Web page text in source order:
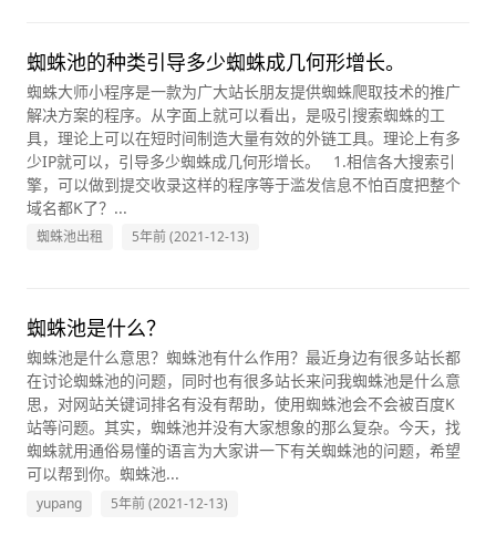
蜘蛛池的种类引导多少蜘蛛成几何形增长。
蜘蛛大师小程序是一款为广大站长朋友提供蜘蛛爬取技术的推广
解决方案的程序。从字面上就可以看出，是吸引搜索蜘蛛的工
具，理论上可以在短时间制造大量有效的外链工具。理论上有多
少IP就可以，引导多少蜘蛛成几何形增长。 1.相信各大搜索引
擎，可以做到提交收录这样的程序等于滥发信息不怕百度把整个
域名都K了？...
蜘蛛池出租 5年前 (2021-12-13)
蜘蛛池是什么？
蜘蛛池是什么意思？蜘蛛池有什么作用？最近身边有很多站长都
在讨论蜘蛛池的问题，同时也有很多站长来问我蜘蛛池是什么意
思，对网站关键词排名有没有帮助，使用蜘蛛池会不会被百度K
站等问题。其实，蜘蛛池并没有大家想象的那么复杂。今天，找
蜘蛛就用通俗易懂的语言为大家讲一下有关蜘蛛池的问题，希望
可以帮到你。蜘蛛池...
yupang 5年前 (2021-12-13)